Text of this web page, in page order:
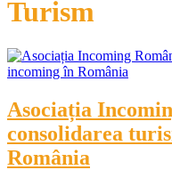
Turism
Asociația
consolidarea
România